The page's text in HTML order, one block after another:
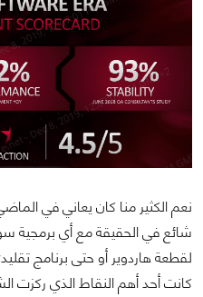
نعم الكثير منا كان يعاني في
شائع في الحقيقة مع أي برمجية
لقطعة هاردوير أو حتى برنامج
كانت أحد أهم النقاط الذي ركزت